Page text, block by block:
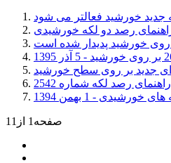
جدید خورشید فعالتر می شود
روی خورشید پدیدار شده است
جدید بر روی سطح خورشید
راهنمای رصد لکه شماره 2542
- 1 بهمن 1394
صفحه1 از11